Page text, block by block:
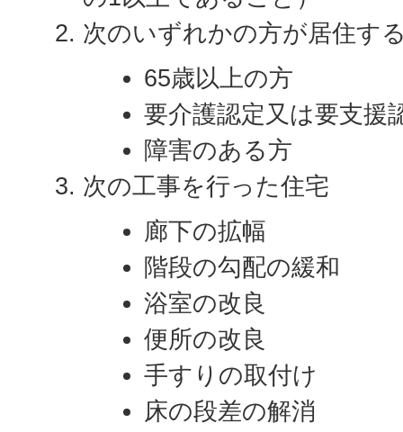
次のいずれかの方が居住す
65歳以上の方
要介護認定又は要支援
障害のある方
次の工事を行った住宅
廊下の拡幅
階段の勾配の緩和
浴室の改良
便所の改良
手すりの取付け
床の段差の解消